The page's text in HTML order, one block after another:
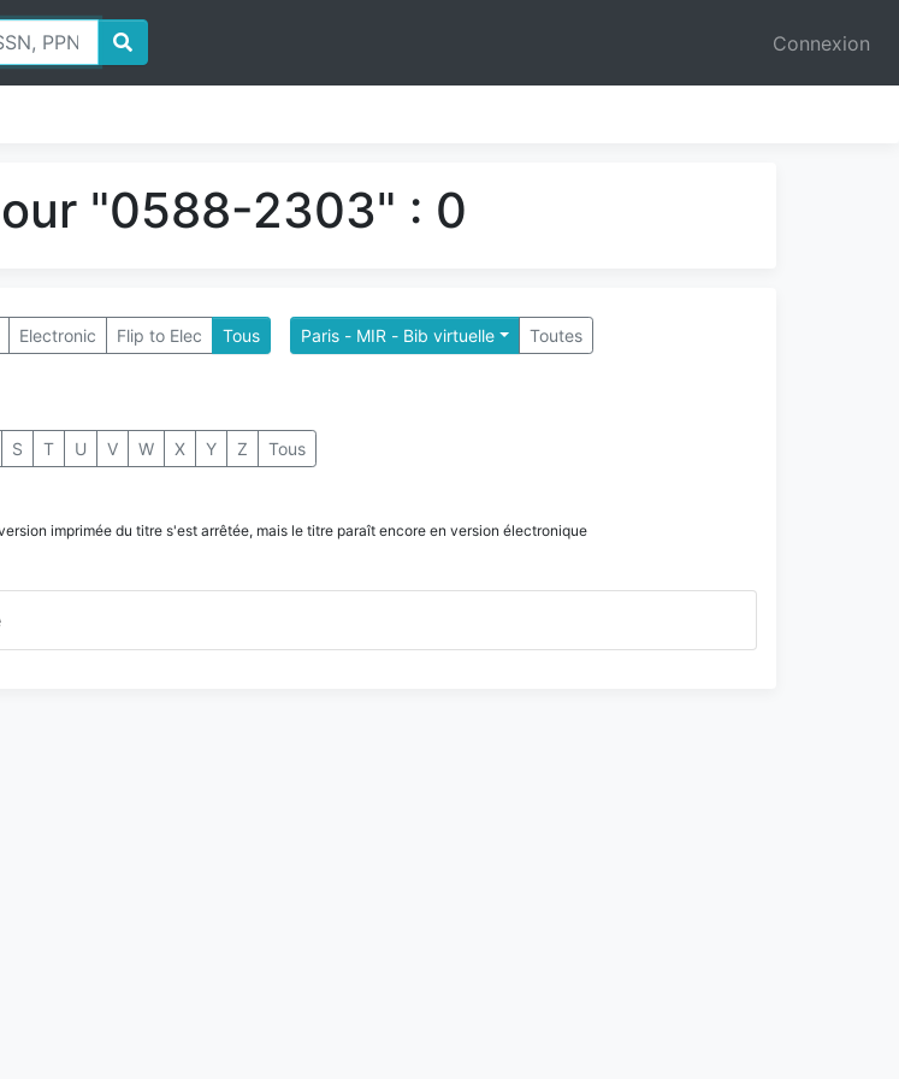
Connexion
"0588-2303" : 0
Electronic Flip to Elec Tous Paris - MIR - Bib virtuelle Toutes
S T U V W X Y Z Tous
imprimée du titre s'est arrêtée, mais le titre paraît encore en version électronique